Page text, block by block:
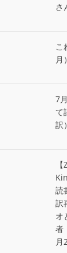
さ
こ
月）
7
て
訳
読
訳
オ
者
月